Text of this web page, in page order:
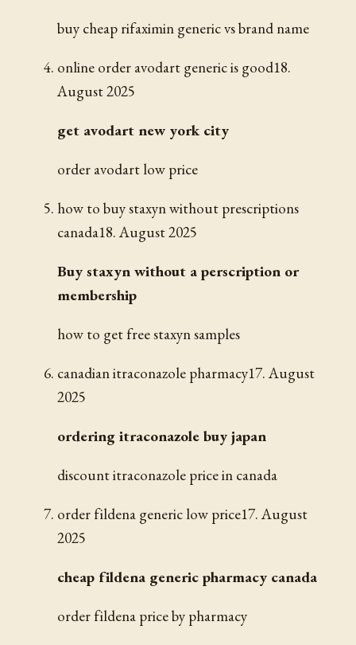
buy cheap rifaximin generic vs brand name
online order avodart generic is good18.
August 2025
get avodart new york city
order avodart low price
how to buy staxyn without prescriptions
canada18. August 2025
Buy staxyn without a perscription or
membership
how to get free staxyn samples
canadian itraconazole pharmacy17. August
2025
ordering itraconazole buy japan
discount itraconazole price in canada
order fildena generic low price17. August
2025
cheap fildena generic pharmacy canada
order fildena price by pharmacy